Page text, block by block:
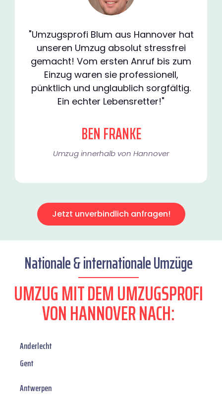
"Umzugsprofi Blum aus Hannover hat
unseren Umzug absolut stressfrei
gemacht! Vom ersten Anruf bis zum
Einzug waren sie professionell,
pünktlich und unglaublich sorgfältig.
Ein echter Lebensretter!"
BEN FRANKE
Umzug innerhalb von Hannover​
Jetzt unverbindlich anfragen!
Nationale & internationale Umzüge
UMZUG MIT DEM UMZUGSPROFI
VON HANNOVER NACH:
Anderlecht
Gent
Antwerpen